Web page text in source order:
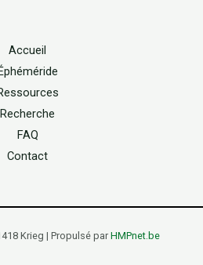
Accueil
Éphéméride
Recherche
FAQ
Contact
Krieg | Propulsé par HMPnet.be